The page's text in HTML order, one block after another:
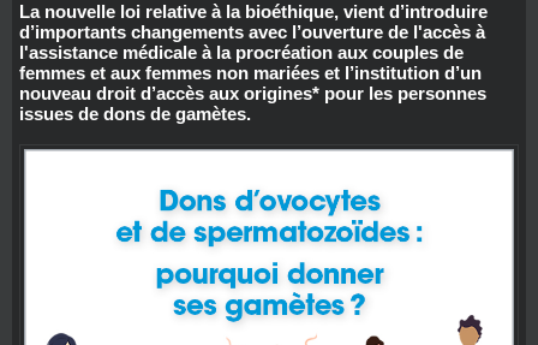
La nouvelle loi relative à la bioéthique, vient d’introduire
d’importants changements avec l’ouverture de l'accès à
l'assistance médicale à la procréation aux couples de
femmes et aux femmes non mariées et l’institution d’un
nouveau droit d’accès aux origines* pour les personnes
issues de dons de gamètes.